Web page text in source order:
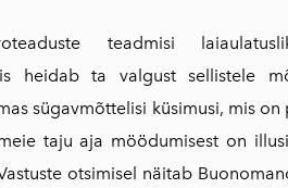
teadmisi
heidab ta valgust sellistele
sügavmõttelisi küsimusi, mis
taju aja möödumisest on
otsimisel näitab